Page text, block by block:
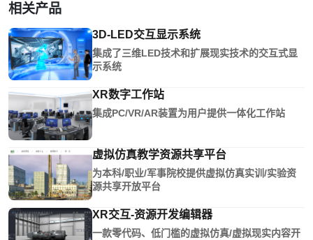
相关产品
3D-LED交互显示系统
集成了三维LED技术和扩展现实技术的交互式显
示系统
XR数字工作站
集成PC/VR/AR装置为用户提供一体化工作站
虚拟仿真教学资源共享平台
为本科/职业/军事院校提供虚拟仿真实训/实验资
源共享开放平台
XR交互-资源开发编辑器
一款零代码、低门槛的虚拟仿真/虚拟现实内容开